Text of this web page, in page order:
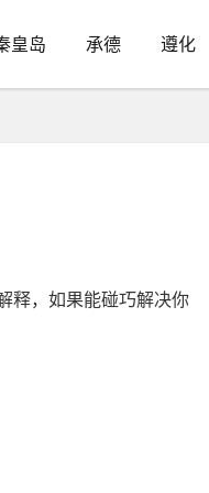
皇岛 承德 遵化
释，如果能碰巧解决你